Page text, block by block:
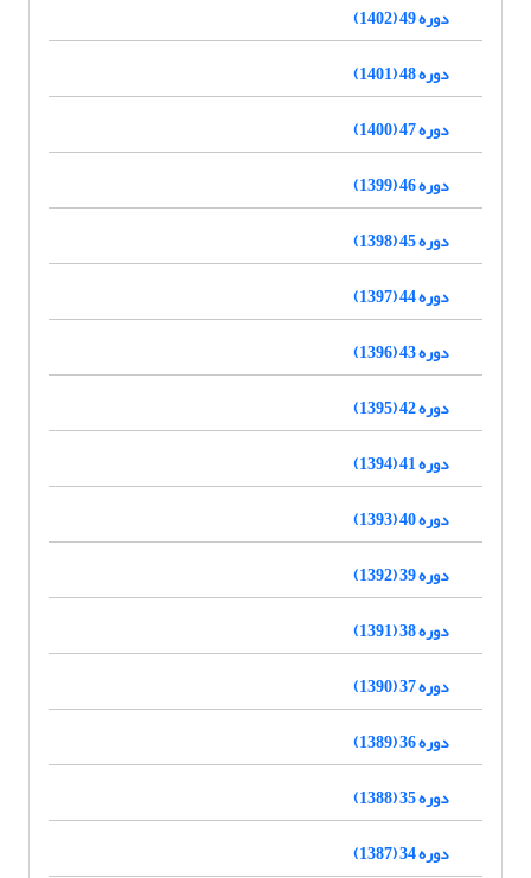
دوره 49 (1402)
دوره 48 (1401)
دوره 47 (1400)
دوره 46 (1399)
دوره 45 (1398)
دوره 44 (1397)
دوره 43 (1396)
دوره 42 (1395)
دوره 41 (1394)
دوره 40 (1393)
دوره 39 (1392)
دوره 38 (1391)
دوره 37 (1390)
دوره 36 (1389)
دوره 35 (1388)
دوره 34 (1387)